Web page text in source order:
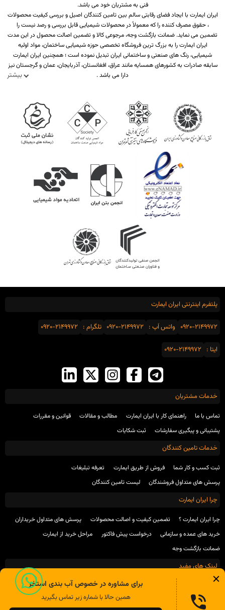
برای مشاوره در خصوص آب بندی استخر
همین حالا با شماره زیر تماس بگیرید
بیشتر
فنی به مشتریان خود می باشد.
ایران ایمارت با ایجاد فضای رقابتی سالم بین تامین کنندگان اصیل و بررسی کیفیت محصولات
، حقوق مصرف کننده را که معمولاً در محصولات شیمیایی قابل بررسی و رصد نیست را
تضمین می نماید. ضمانت بازگشت وجه، مرجوعی کالا و تضمین اصالت محصول در این مدت
ایران ایمارت را به بزرگ ترین فروشگاه تخصصی حوزه شیمیایی ساختمان، مواد اولیه
شیمیایی، رنگ های صنعتی و ساختمانی ایران تبدیل نموده است ؛ همچنین ایران ایمارت
سابقه صادرات به کشورهای همسایه مانند عراق، افغانستان، آذربایجان، عمان و گرجستان نیز
دارا می باشد .
پلتفرم اینترنتی ایران ایمارت
0920-2149972 واتس اَپ : 0920-2149972 تلگرام : 0920-2149972
ایتا : 0920-2149972
خدمات مشتریان
تماس با ما راهنمای کار با ایران ایمارت مطالب و مقالات
قوانین و مقررات
پشتیبانی و پیگیری سفارشات
ثبت شکایات
خدمات تامین کنندگان
ثبت کسب و کار شما فروش از طریق ایمارت
تعرفه تبلیغات
پرسش های متداول فروشندگان
لیست تامین کنندگان
چرا ایران ایمارت
چرا ایران ایمارت ؟ تضمین کیفیت و اصالت محصولات
پرسش های متداول خریداران
خرید های عمده و سازمانی
درخواست پیش فاکتور
مراحل خرید از ایمارت
ضمانت بازگشت وجه
لینک های مفید
انجمن صنفی تولید کنندگان محصولات شیمیایی ساختمان
انجمن بتن ایران
انجمن بتن آمریکا